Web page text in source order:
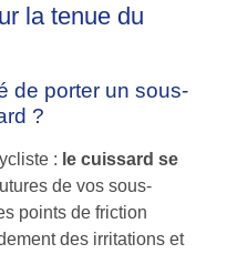
la tenue du
de porter un sous-
?
: le cuissard se
de vos sous-
points de friction
des irritations et